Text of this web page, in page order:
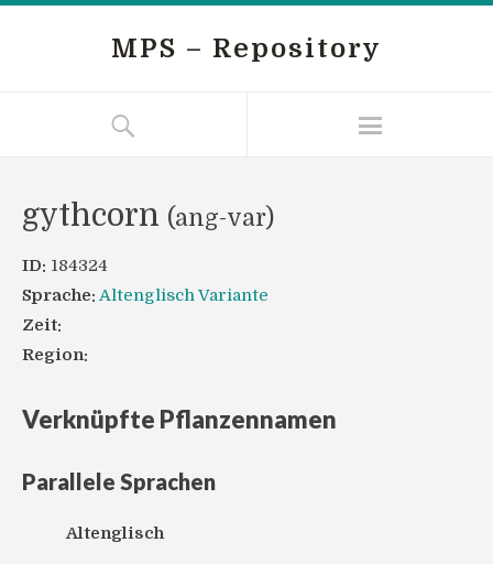
MPS – Repository
gythcorn (ang-var)
ID: 184324
Sprache: Altenglisch Variante
Zeit:
Region:
Verknüpfte Pflanzennamen
Parallele Sprachen
Altenglisch